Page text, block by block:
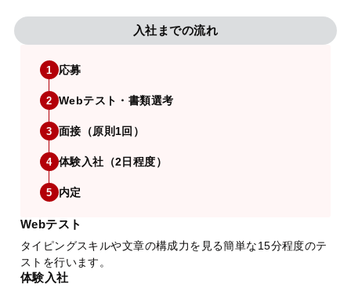
入社までの流れ
1 応募
2 Webテスト・書類選考
3 面接（原則1回）
4 体験入社（2日程度）
5 内定
Webテスト
タイピングスキルや文章の構成力を見る簡単な15分程度のテ
ストを行います。
体験入社